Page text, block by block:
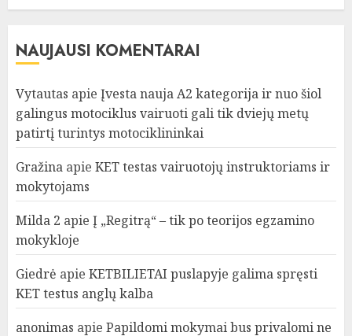
NAUJAUSI KOMENTARAI
Vytautas apie Įvesta nauja A2 kategorija ir nuo šiol
galingus motociklus vairuoti gali tik dviejų metų
patirtį turintys motociklininkai
Gražina apie KET testas vairuotojų instruktoriams ir
mokytojams
Milda 2 apie Į „Regitrą“ – tik po teorijos egzamino
mokykloje
Giedrė apie KETBILIETAI puslapyje galima spręsti
KET testus anglų kalba
anonimas apie Papildomi mokymai bus privalomi ne